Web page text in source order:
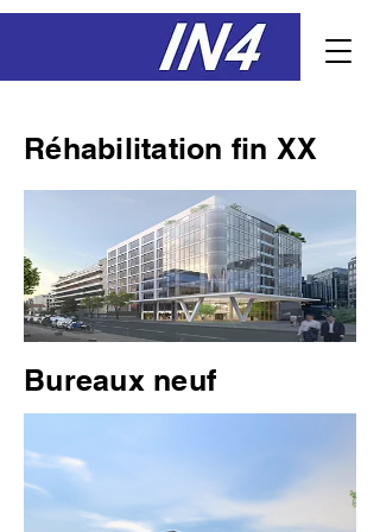
Réhabilitation fin XX
Bureaux neuf